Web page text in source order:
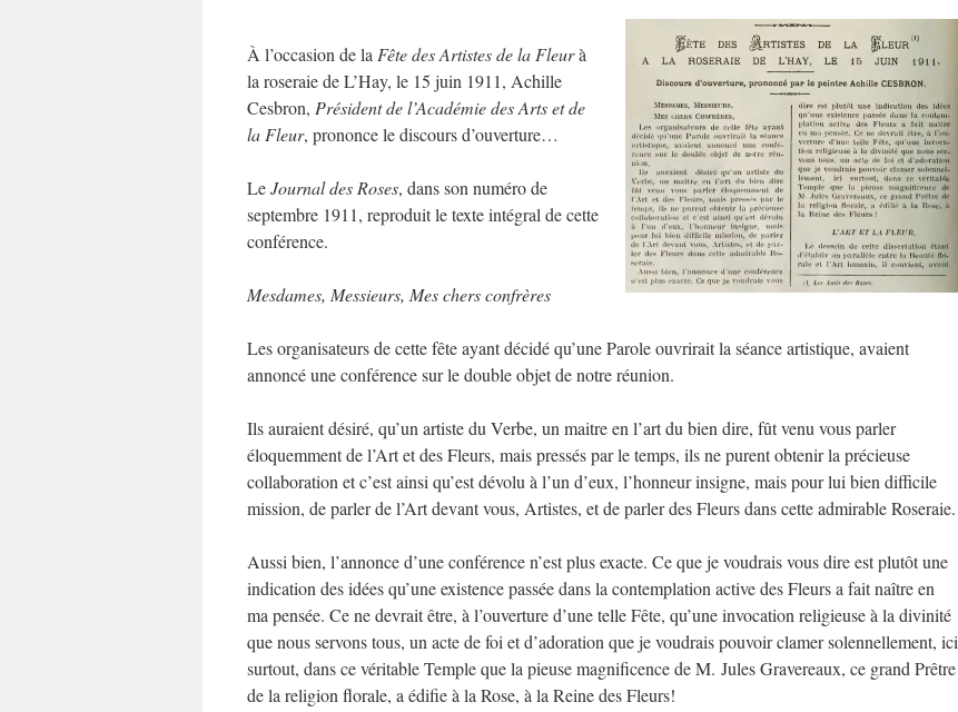
À l’occasion de la Fête des Artistes de la Fleurà
la roseraie de L’Hay, le 15 juin 1911, Achille
Cesbron, Président de l’Académie des Arts et de
la Fleur, prononce le discours d’ouverture…
LeJournal des Roses, dans son numéro de
septembre 1911, reproduit le texte intégral de cette
conférence.
Mesdames, Messieurs, Mes chers confrères
Les organisateurs de cette fête ayant décidé qu’une Parole ouvrirait la séance artistique, avaient
annoncé une conférence sur le double objet de notre réunion.
Ils auraient désiré, qu’un artiste du Verbe, un maitre en l’art du bien dire, fût venu vous parler
éloquemment de l’Art et des Fleurs, mais pressés par le temps, ils ne purent obtenir la précieuse
collaboration et c’est ainsi qu’est dévolu à l’un d’eux, l’honneur insigne, mais pour lui bien difficile
mission, de parler de l’Art devant vous, Artistes, et de parler des Fleurs dans cette admirable Roseraie.
Aussi bien, l’annonce d’une conférence n’est plus exacte. Ce que je voudrais vous dire est plutôt une
indication des idées qu’une existence passée dans la contemplation active des Fleurs a fait naître en
ma pensée. Ce ne devrait être, à l’ouverture d’une telle Fête, qu’une invocation religieuse à la divinité
que nous servons tous, un acte de foi et d’adoration que je voudrais pouvoir clamer solennellement, ici
surtout, dans ce véritable Temple que la pieuse magnificence de M. Jules Gravereaux, ce grand Prêtre
de la religion florale, a édifie à la Rose, à la Reine des Fleurs!